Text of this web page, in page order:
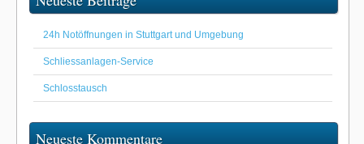
24h Notöffnungen in Stuttgart und Umgebung
Schliessanlagen-Service
Schlosstausch
Neueste Kommentare